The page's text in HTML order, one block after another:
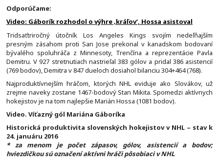
Odporúčame:
Video: Gáborík rozhodol o výhre ‚kráľov‘, Hossa asistoval
Tridsaťtriročný útočník Los Angeles Kings svojím nedeľňajším
presným zásahom proti San Jose prekonal v kanadskom bodovaní
bývalého spoluhráča z Minnesoty, Trenčína a reprezentácie Pavla
Demitru. V 927 stretnutiach nastrieľal 383 gólov a pridal 386 asistencií
(769 bodov), Demitra v 847 dueloch dosiahol bilanciu 304+464 (768).
Najproduktívnejším hráčom, ktorých NHL eviduje ako Slovákov, už
zrejme naveky zostane 1467-bodový Stan Mikita. Spomedzi aktívnych
hokejistov je na tom najlepšie Marián Hossa (1081 bodov).
Video. Víťazný gól Mariána Gáboríka
Historická produktivita slovenských hokejistov v NHL – stav k
24. januáru 2016
* za menom je počet zápasov, gólov, asistencií a bodov;
hviezdičkou sú označení aktívni hráči pôsobiaci v NHL